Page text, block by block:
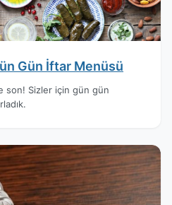
Gün İftar Menüsü
son! Sizler için gün gün